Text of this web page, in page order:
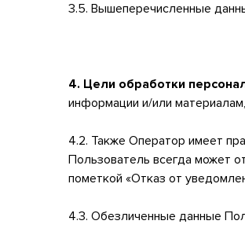
3.5. Вышеперечисленные
4. Цели обработки
информации и/или
4.2. Также Оператор имеет
Пользователь всегда может
пометкой «Отказ от
4.3. Обезличенные данные